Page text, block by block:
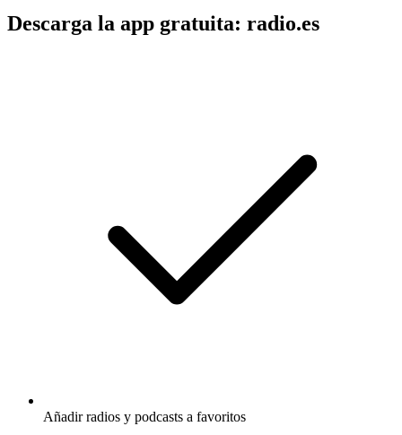
Descarga la app gratuita: radio.es
Añadir radios y podcasts a favoritos